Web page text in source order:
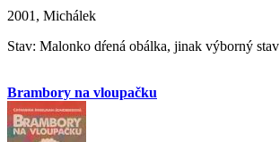
2001, Michálek
Stav: Malonko dŕená obálka, jinak výborný stav
Brambory na vloupačku